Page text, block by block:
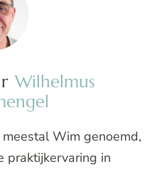
Wilhelmus
Wim genoemd,
praktijkervaring in